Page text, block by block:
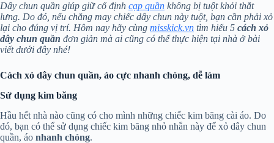
Dây chun quần giúp giữ cố định cạp quần không bị tuột khỏi thắt
lưng. Do đó, nếu chẳng may chiếc dây chun này tuột, bạn cần phải xỏ
lại cho đúng vị trí. Hôm nay hãy cùng misskick.vn tìm hiểu 5 cách xỏ
dây chun quần đơn giản mà ai cũng có thể thực hiện tại nhà ở bài
viết dưới đây nhé!
Cách xỏ dây chun quần, áo cực nhanh chóng, dễ làm
Sử dụng kim băng
Hầu hết nhà nào cũng có cho mình những chiếc kim băng cài áo. Do
đó, bạn có thể sử dụng chiếc kim băng nhỏ nhắn này để xỏ dây chun
quần, áo nhanh chóng.